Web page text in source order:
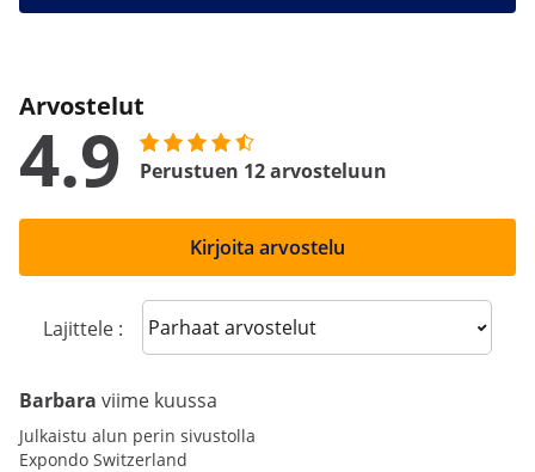
Arvostelut
4.9 Perustuen 12 arvosteluun
Kirjoita arvostelu
Lajittele : Sort reviews
Barbara viime kuussa
Julkaistu alun perin sivustolla
Expondo Switzerland